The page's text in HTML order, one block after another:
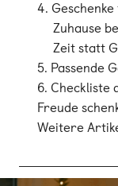
4.
Zuhause
Zeit statt
5. Passende
6. Checkliste
Freude
Weitere